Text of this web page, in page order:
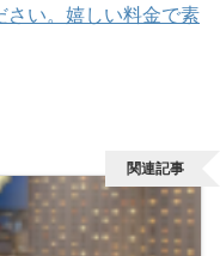
さい。嬉しい料金で素
関連記事